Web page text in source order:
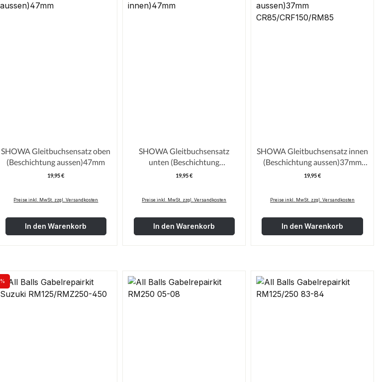
SHOWA Gleitbuchsensatz oben
(Beschichtung aussen)47mm
Regulärer Preis:
19,95 €
Preise inkl. MwSt. zzgl. Versandkosten
In den Warenkorb
SHOWA Gleitbuchsensatz
unten (Beschichtung
innen)47mm
Regulärer Preis:
19,95 €
Preise inkl. MwSt. zzgl. Versandkosten
In den Warenkorb
SHOWA Gleitbuchsensatz innen
(Beschichtung aussen)37mm
CR85/CRF150/RM85
Regulärer
19,95 €
Preise inkl. MwSt. zzgl. Versandkosten
In den Warenkorb
Rabatt
%